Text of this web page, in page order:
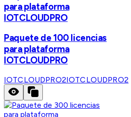
para plataforma
IOTCLOUDPRO
Paquete de 100 licencias
para plataforma
IOTCLOUDPRO
IOTCLOUDPRO2IOTCLOUDPRO2